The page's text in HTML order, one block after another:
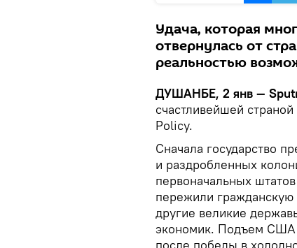
Удача, которая
отвернулась от
реальностью
ДУШАНБЕ, 2 янв —
счастливейшей
Policy.
Сначала государство
и раздробленных
первоначальных
пережили гражданскую
другие великие
экономик. Подъем США